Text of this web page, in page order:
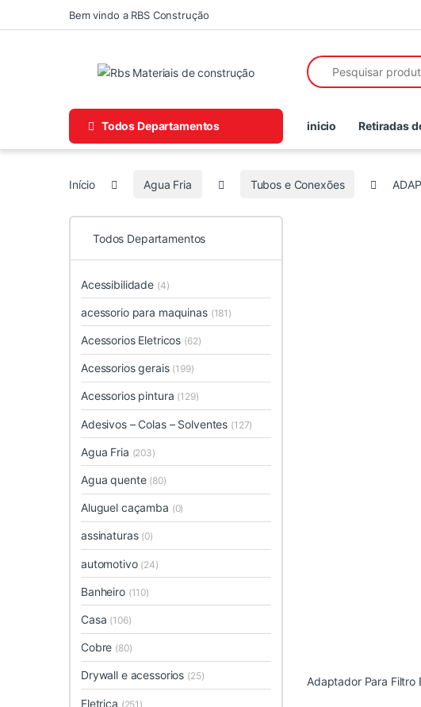
Skip to navigation
Skip to contentBem vindo a RBS Construção
Search for:
Todos Departamentos inicio Retiradas
Início Agua Fria Tubos e Conexões
Adaptador Para Filtro
Todos Departamentos
Acessibilidade (4)
acessorio para maquinas (181)
Acessorios Eletricos (62)
Acessorios gerais (199)
Acessorios pintura (129)
Adesivos – Colas – Solventes (127)
Agua Fria (203)
Agua quente (80)
Aluguel caçamba (0)
assinaturas (0)
automotivo (24)
Banheiro (110)
Casa (106)
Cobre (80)
Drywall e acessorios (25)
Eletrica (251)